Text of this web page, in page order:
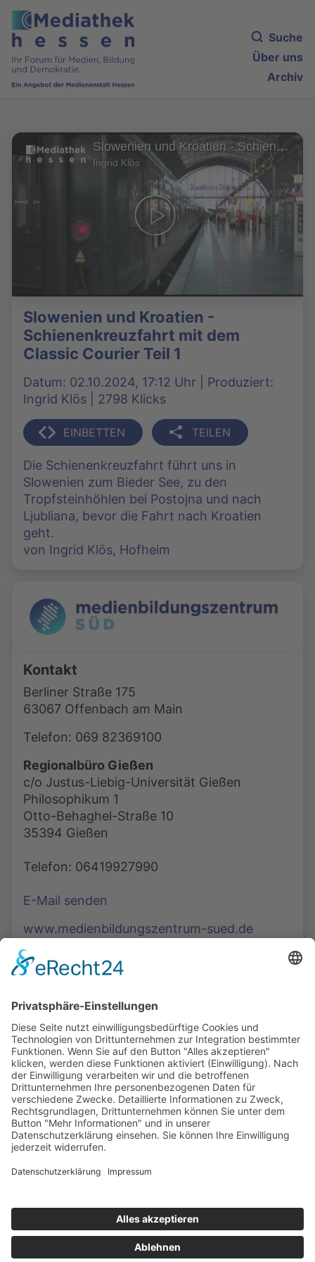
Suche
Über uns
Archiv
Slowenien und Kroatien - Schienenkreuzfahrt mit dem Classic Courier Teil 1
Ingrid Klös
Slowenien und Kroatien -
Schienenkreuzfahrt mit dem
Classic Courier Teil 1
Datum: 02.10.2024, 17:12 Uhr | Produziert:
Ingrid Klös | 2798 Klicks
EINBETTEN TEILEN
Die Schienenkreuzfahrt führt uns in
Slowenien zum Bieder See, zu den
Tropfsteinhöhlen bei Postojna und nach
Ljubliana, bevor die Fahrt nach Kroatien
geht.
von Ingrid Klös, Hofheim
Kontakt
Berliner Straße 175
63067 Offenbach am Main
Telefon: 069 82369100
Regionalbüro Gießen
c/o Justus-Liebig-Universität Gießen
Philosophikum 1
Otto-Behaghel-Straße 10
35394 Gießen
Telefon: 06419927990
E-Mail senden
www.medienbildungszentrum-sued.de
Podcasts, Themen und Informationen.
Entdecken Sie unser Forum für Medien, Bildung
und Demokratie - jederzeit und überall
verfügbar.
Mehr erfahren
COOKIE-EINSTELLUNGEN